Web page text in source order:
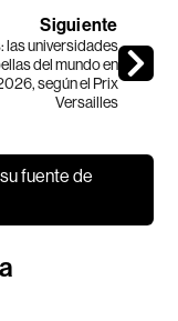
Siguiente
las universidades
del mundo en
según el Prix
Versailles
fuente de